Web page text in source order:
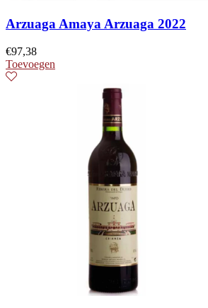
Arzuaga Amaya Arzuaga 2022
€97,38
Toevoegen